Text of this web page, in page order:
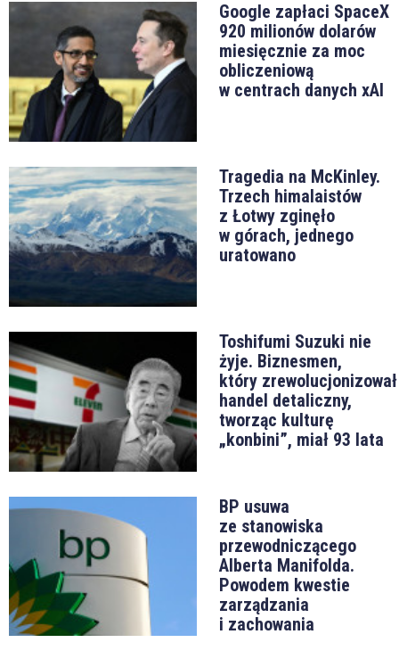
Google zapłaci SpaceX
920 milionów dolarów
miesięcznie za moc
obliczeniową
w centrach danych xAI
Tragedia na McKinley.
Trzech himalaistów
z Łotwy zginęło
w górach, jednego
uratowano
Toshifumi Suzuki nie
żyje. Biznesmen,
który zrewolucjonizował
handel detaliczny,
tworząc kulturę
„konbini”, miał 93 lata
BP usuwa
ze stanowiska
przewodniczącego
Alberta Manifolda.
Powodem kwestie
zarządzania
i zachowania